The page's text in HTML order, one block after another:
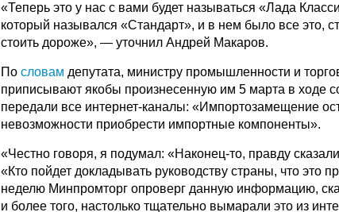
«Теперь это у нас с вами будет называться «Лада
который назывался «Стандарт», и в нем было все это,
стоить дороже», — уточнил Андрей Макаров.
Пословам депутата, министру промышленности и
приписывают якобы произнесенную им 5 марта в ходе
передали все интернет-каналы: «Импортозамещение
невозможности приобрести импортные компоненты».
«Честно говоря, я подумал: «Наконец-то, правду
«Кто пойдет докладывать руководству страны, что это
неделю Минпромторг опроверг данную информацию,
и более того, настолько тщательно вымарали это из